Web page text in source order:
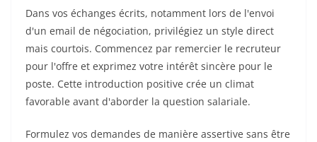
Dans vos échanges écrits, notamment lors de l'envoi
d'un email de négociation, privilégiez un style direct
mais courtois. Commencez par remercier le recruteur
pour l'offre et exprimez votre intérêt sincère pour le
poste. Cette introduction positive crée un climat
favorable avant d'aborder la question salariale.
Formulez vos demandes de manière assertive sans être